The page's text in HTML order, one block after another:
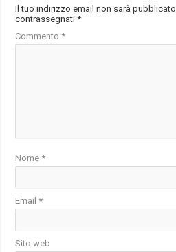
Il tuo indirizzo email non sarà pubblicato.
contrassegnati*
Commento*
Nome*
Email*
Sito web